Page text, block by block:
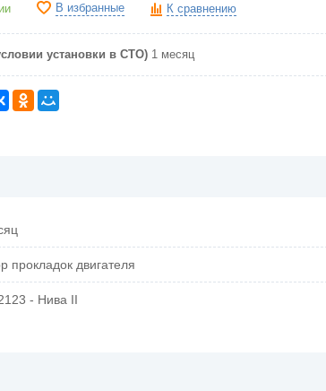
В избранные К сравнению
установки в СТО) 1 месяц
прокладок двигателя
- Нива II